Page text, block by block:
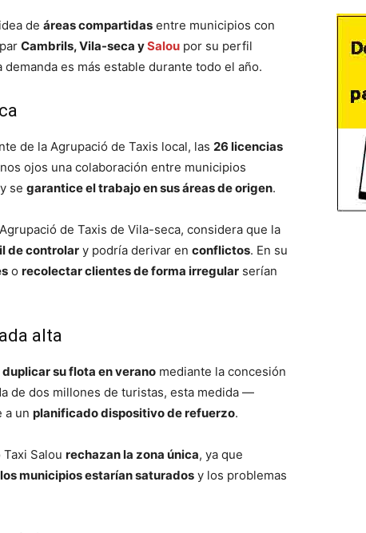
de áreas compartidas entre municipios con
Cambrils, Vila-seca ySalou por su perfil
demanda es más estable durante todo el año.
de la Agrupació de Taxis local, las 26 licencias
ojos una colaboración entre municipios
y se garantice el trabajo en sus áreas de origen.
de Taxis de Vila-seca, considera que la
de controlar y podría derivar en conflictos. En su
o recolectar clientes de forma irregular serían
alta
duplicar su flota en verano mediante la concesión
de dos millones de turistas, esta medida —
a un planificado dispositivo de refuerzo.
Salou rechazan la zona única, ya que
municipios estarían saturados y los problemas